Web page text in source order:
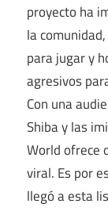
proyecto ha
la
para jugar y
agresivos
Con una
Shiba y las
World ofrece
viral. Es por
llegó a esta